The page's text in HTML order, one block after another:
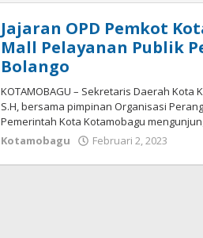
Jajaran OPD Pemkot
Mall Pelayanan Publik
Bolango
KOTAMOBAGU – Sekretaris Daerah
S.H, bersama pimpinan Organisasi
Pemerintah Kota Kotamobagu
Kotamobagu
Februari 2, 2023